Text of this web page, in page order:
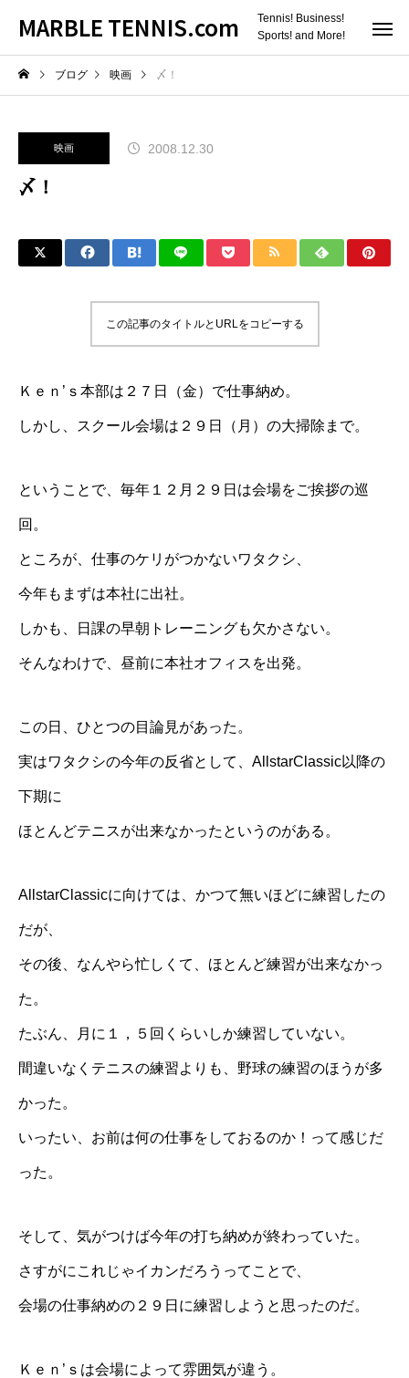
MARBLE TENNIS.com
Tennis! Business!
Sports! and More!
ブログ 映画 〆！
映画 2008.12.30
〆！
この記事のタイトルとURLをコピーする
Ｋｅｎ’ｓ 本部は２７日（金）で仕事納め。
しかし、スクール会場は２９日（月）の大掃除まで。
ということで、毎年１２月２９日は会場をご挨拶の巡
回。
ところが、仕事のケリがつかないワタクシ、
今年もまずは本社に出社。
しかも、日課の早朝トレーニングも欠かさない。
そんなわけで、昼前に本社オフィスを出発。
この日、ひとつの目論見があった。
実はワタクシの今年の反省として、 AllstarClassic以降の
下期に
ほとんどテニスが出来なかったというのがある。
AllstarClassicに向けては、かつて無いほどに練習したの
だが、
その後、なんやら忙しくて、ほとんど練習が出来なかっ
た。
たぶん、月に１，５回くらいしか練習していない。
間違いなくテニスの練習よりも、野球の練習のほうが多
かった。
いったい、お前は何の仕事をしておるのか！って感じだ
った。
そして、気がつけば今年の打ち納めが終わっていた。
さすがにこれじゃイカンだろうってことで、
会場の仕事納めの２９日に練習しようと思ったのだ。
Ｋｅｎ’ｓ は会場によって雰囲気が違う。